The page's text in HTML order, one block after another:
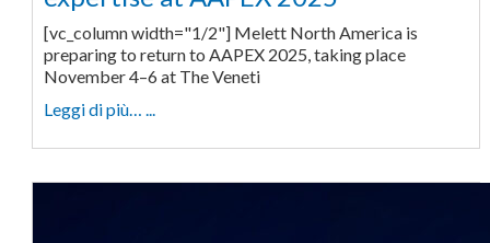
[vc_column width="1/2"] Melett North America is
preparing to return to AAPEX 2025, taking place
November 4–6 at The Veneti
Leggi di più… ...